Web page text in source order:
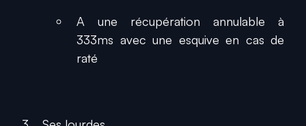
A une récupération annulable à
333ms avec une esquive en cas de
raté